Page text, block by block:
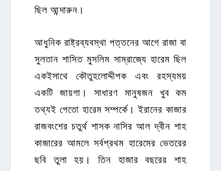
ছিল আন্দারুন।
আধুনিক রাষ্ট্রব্যবস্থা পত্তনের আগে রাজা বা
সুলতান শাসিত মুসলিম সাম্রাজ্যে হারেম ছিল
একইসাথে কৌতুহলোদ্দীপক এবং রহস্যময়
একটি জায়গা। সাধারণ মানুষজন খুব কম
তথ্যই পেতো হারেম সম্পর্কে। ইরানের কাজার
রাজবংশের চতুর্থ শাসক নাসির আল দ্বীন শাহ
কাজারের আমলে সর্বপ্রথম হারেমের ভেতরের
ছবি তুলা হয়। তিন হাজার বছরের শাহ